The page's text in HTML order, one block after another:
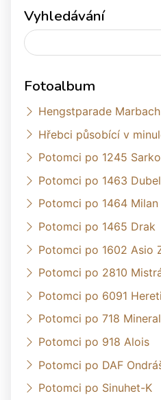
Vyhledávání
Fotoalbum
Hengstparade
Hřebci působící v
Potomci po 1245
Potomci po 1463 Dubel
Potomci po 1464 Milan
Potomci po 1465 Drak
Potomci po 1602 Asio
Potomci po 2810
Potomci po 6091
Potomci po 718 Mineral
Potomci po 918 Alois
Potomci po DAF
Potomci po Sinuhet-K